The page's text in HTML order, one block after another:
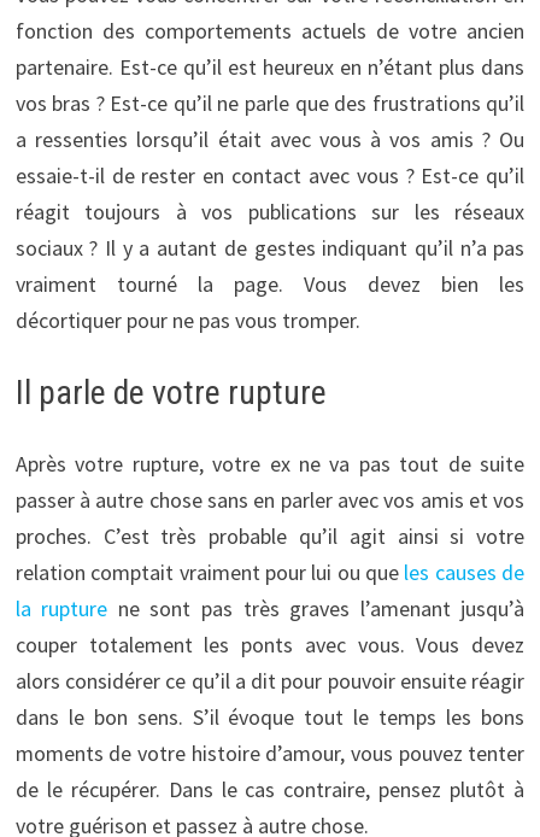
fonction des comportements actuels de votre ancien
partenaire. Est-ce qu’il est heureux en n’étant plus dans
vos bras ? Est-ce qu’il ne parle que des frustrations qu’il
a ressenties lorsqu’il était avec vous à vos amis ? Ou
essaie-t-il de rester en contact avec vous ? Est-ce qu’il
réagit toujours à vos publications sur les réseaux
sociaux ? Il y a autant de gestes indiquant qu’il n’a pas
vraiment tourné la page. Vous devez bien les
décortiquer pour ne pas vous tromper.
Il parle de votre rupture
Après votre rupture, votre ex ne va pas tout de suite
passer à autre chose sans en parler avec vos amis et vos
proches. C’est très probable qu’il agit ainsi si votre
relation comptait vraiment pour lui ou que les causes de
la rupture ne sont pas très graves l’amenant jusqu’à
couper totalement les ponts avec vous. Vous devez
alors considérer ce qu’il a dit pour pouvoir ensuite réagir
dans le bon sens. S’il évoque tout le temps les bons
moments de votre histoire d’amour, vous pouvez tenter
de le récupérer. Dans le cas contraire, pensez plutôt à
votre guérison et passez à autre chose.